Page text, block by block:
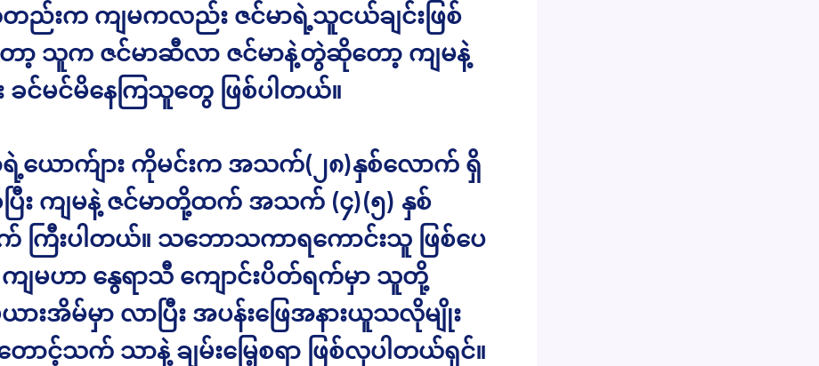
ည်းက ကျမကလည်း ဇင်မာရဲ့သူငယ်ချင်းဖြစ်
ာ့ သူက ဇင်မာဆီလာ ဇင်မာနဲ့တွဲဆိုတော့ ကျမနဲ့
င်မင်မိနေကြသူတွေ ဖြစ်ပါတယ်။
ရဲ့ယောက်ျား ကိုမင်းက အသက်(၂၈)နှစ်လောက် ရှိ
စ်ပြီး ကျမနဲ့ ဇင်မာတို့ထက် အသက် (၄)(၅) နှစ်
ကြီးပါတယ်။ သဘောသကာရကောင်းသူ ဖြစ်ပေ
ျမဟာ နွေရာသီ ကျောင်းပိတ်ရက်မှာ သူတို့
ားအိမ်မှာ လာပြီး အပန်းဖြေအနားယူသလိုမျိုး
ာင့်သက် သာနဲ့ ချမ်းမြေ့စရာ ဖြစ်လှပါတယ်ရှင်။